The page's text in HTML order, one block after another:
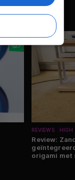
REVIEWS HIGH
Review: